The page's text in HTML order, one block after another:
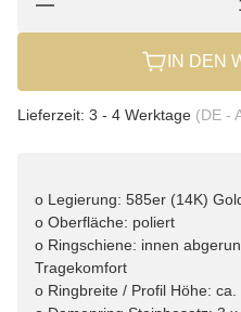
IN DEN
Lieferzeit: 3 - 4 Werktage (DE -
o Legierung: 585er (14K)
o Oberfläche: poliert
o Ringschiene: innen
Tragekomfort
o Ringbreite / Profil Höhe: